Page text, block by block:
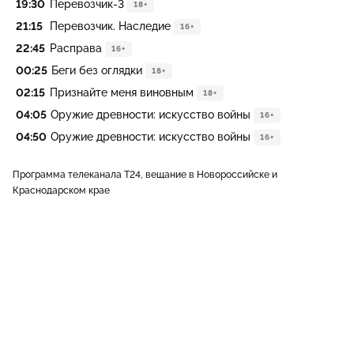
19:30 Перевозчик-3 18+
21:15 Перевозчик. Наследие 16+
22:45 Расправа 16+
00:25 Беги без оглядки 18+
02:15 Признайте меня виновным 18+
04:05 Оружие древности: искусство войны 16+
04:50 Оружие древности: искусство войны 16+
Программа телеканала Т24, вещание в Новороссийске и
Краснодарском крае